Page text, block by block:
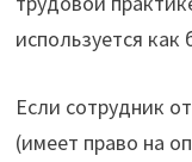
используется как
Если сотрудник
(имеет право на